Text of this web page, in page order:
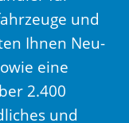
und
Ihnen Neu-
eine
2.400
und